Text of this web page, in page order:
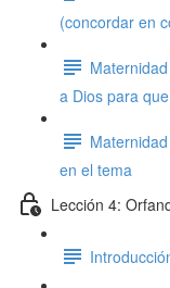
(concordar en
a Dios para
en el tema
Lección 4: